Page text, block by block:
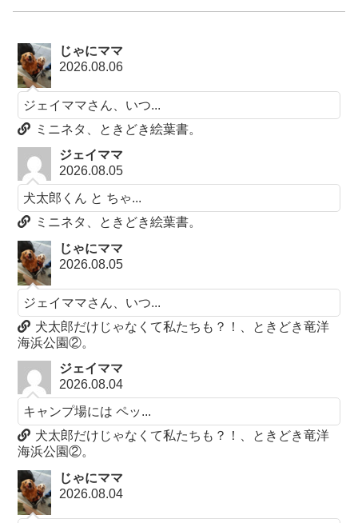
じゃにママ
2026.08.06
ジェイママさん、いつ...
ミニネタ、ときどき絵葉書。
ジェイママ
2026.08.05
犬太郎くん と ちゃ...
ミニネタ、ときどき絵葉書。
じゃにママ
2026.08.05
ジェイママさん、いつ...
犬太郎だけじゃなくて私たちも？！、ときどき竜洋
海浜公園②。
ジェイママ
2026.08.04
キャンプ場には ペッ...
犬太郎だけじゃなくて私たちも？！、ときどき竜洋
海浜公園②。
じゃにママ
2026.08.04